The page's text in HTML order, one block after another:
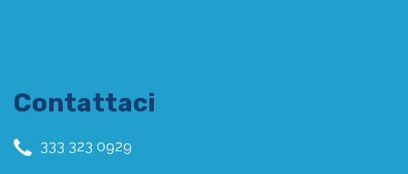
Contattaci
333 323 0929